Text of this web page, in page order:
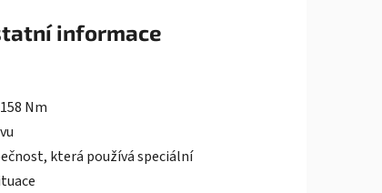
informace
Nm
která používá speciální